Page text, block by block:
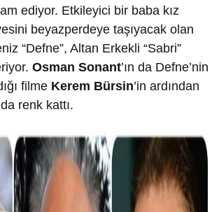
ediyor. Etkileyici bir baba kız
beyazperdeye taşıyacak olan
“Defne”, Altan Erkekli “Sabri”
Osman Sonant’ın da Defne’nin
filme Kerem Bürsin’in ardından
renk kattı.